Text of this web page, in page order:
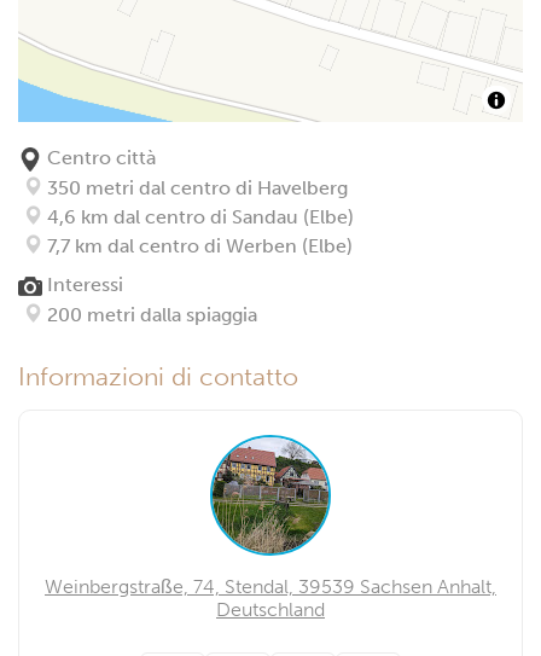
Centro città
350 metri dal centro di Havelberg
4,6 km dal centro di Sandau (Elbe)
7,7 km dal centro di Werben (Elbe)
Interessi
200 metri dalla spiaggia
Informazioni di contatto
Weinbergstraße, 74, Stendal, 39539 Sachsen Anhalt,
Deutschland